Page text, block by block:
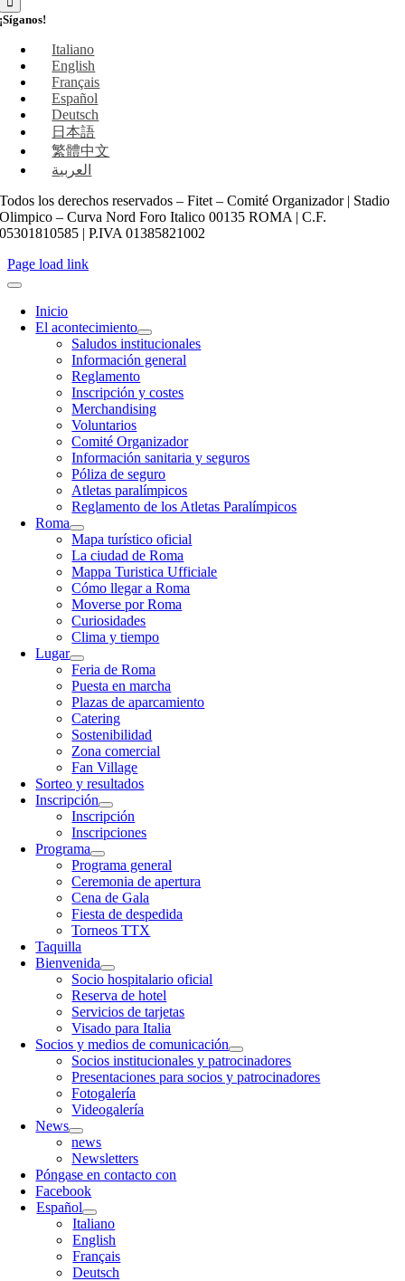
¡Síganos!
Italiano
English
Français
Español
Deutsch
日本語
繁體中文
العربية
Todos los derechos reservados – Fitet – Comité Organizador | Stadio
Olimpico – Curva Nord Foro Italico 00135 ROMA | C.F.
05301810585 | P.IVA 01385821002
Page load link
Inicio
El acontecimiento
Saludos institucionales
Información general
Reglamento
Inscripción y costes
Merchandising
Voluntarios
Comité Organizador
Información sanitaria y seguros
Póliza de seguro
Atletas paralímpicos
Reglamento de los Atletas Paralímpicos
Roma
Mapa turístico oficial
La ciudad de Roma
Mappa Turistica Ufficiale
Cómo llegar a Roma
Moverse por Roma
Curiosidades
Clima y tiempo
Lugar
Feria de Roma
Puesta en marcha
Plazas de aparcamiento
Catering
Sostenibilidad
Zona comercial
Fan Village
Sorteo y resultados
Inscripción
Inscripción
Inscripciones
Programa
Programa general
Ceremonia de apertura
Cena de Gala
Fiesta de despedida
Torneos TTX
Taquilla
Bienvenida
Socio hospitalario oficial
Reserva de hotel
Servicios de tarjetas
Visado para Italia
Socios y medios de comunicación
Socios institucionales y patrocinadores
Presentaciones para socios y patrocinadores
Fotogalería
Videogalería
News
news
Newsletters
Póngase en contacto con
Facebook
Español
Italiano
English
Français
Deutsch